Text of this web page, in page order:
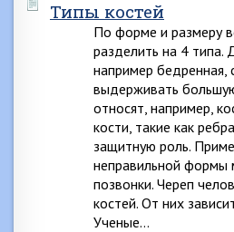
Типы костей
По форме и размеру
разделить на 4 типа.
например бедренная,
выдерживать
относят, например,
кости, такие как
защитную роль.
неправильной формы
позвонки. Череп
костей. От них
Ученые…